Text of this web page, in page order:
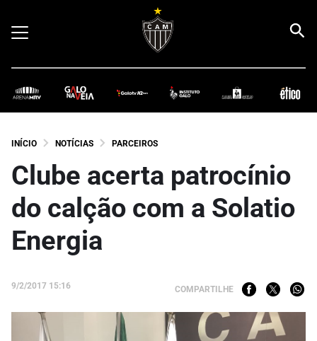
INÍCIO NOTÍCIAS PARCEIROS
Clube acerta patrocínio
do calção com a Solatio
Energia
9/2/2017 15:16 COMPARTILHE